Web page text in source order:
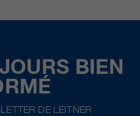
BIEN
DE LEITNER